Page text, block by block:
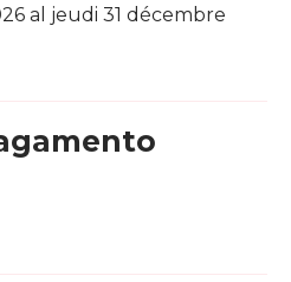
al jeudi 31 décembre